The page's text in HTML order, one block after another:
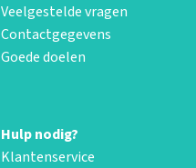
Veelgestelde vragen
Contactgegevens
Goede doelen
Hulp nodig?
Klantenservice